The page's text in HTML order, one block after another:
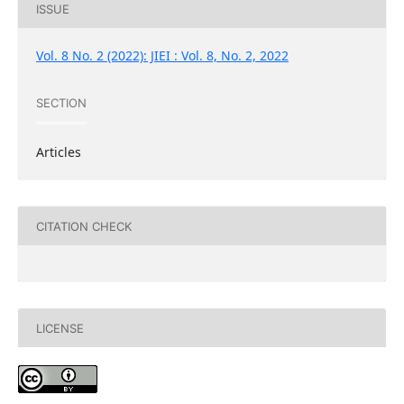
ISSUE
Vol. 8 No. 2 (2022): JIEI : Vol. 8, No. 2, 2022
SECTION
Articles
CITATION CHECK
LICENSE